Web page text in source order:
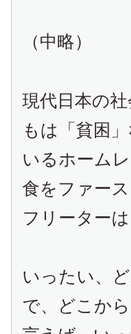
（中略）
現代日本の
もは「貧困
いるホーム
食をファー
フリーター
いったい、
で、どこか